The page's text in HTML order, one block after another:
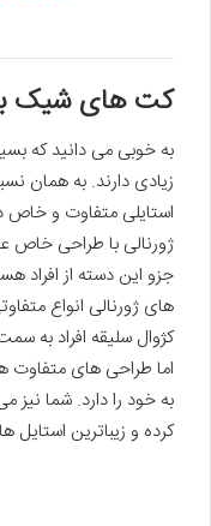
کت های شیک
به خوبی می دانید که
زیادی دارند. به همان
استایلی متفاوت و خاص
ژورنالی با طراحی خاص
جزو این دسته از
های ژورنالی انواع
کژوال سلیقه افراد به
اما طراحی های متفاوت
به خود را دارد. شما
کرده و زیباترین استایل ها را برای